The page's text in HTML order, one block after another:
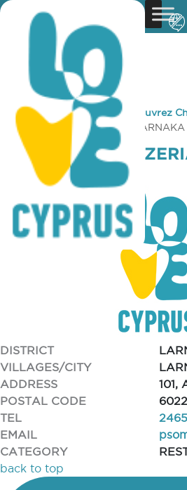
You are here: Home »Découvrez
ALEXANDER PIZZERIA ( LARNAKA
ALEXANDER
DISTRICT
VILLAGES/CITY
ADDRESS
101,
POSTAL CODE
TEL
EMAIL
CATEGORY
back to top